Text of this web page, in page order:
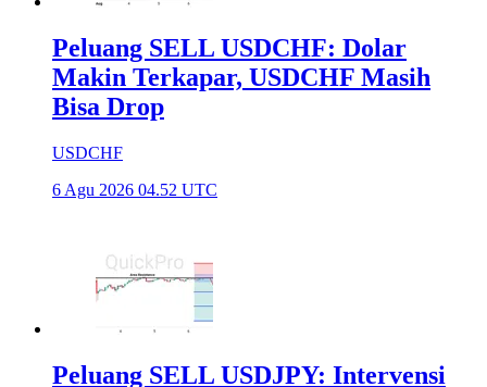
Peluang SELL USDCHF: Dolar
Makin Terkapar, USDCHF Masih
Bisa Drop
USDCHF
6 Agu 2026 04.52 UTC
Peluang SELL USDJPY: Intervensi